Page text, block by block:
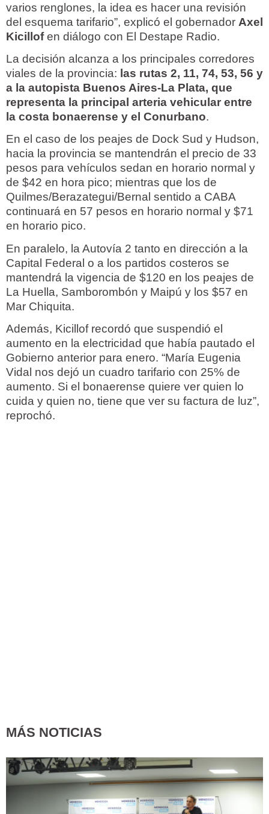
varios renglones, la idea es hacer una revisión
del esquema tarifario”, explicó el gobernador Axel
Kicillofen diálogo con El Destape Radio.
La decisión alcanza a los principales corredores
viales de la provincia: las rutas 2, 11, 74, 53, 56 y
a la autopista Buenos Aires-La Plata, que
representa la principal arteria vehicular entre
la costa bonaerense y el Conurbano.
En el caso de los peajes de Dock Sud y Hudson,
hacia la provincia se mantendrán el precio de 33
pesos para vehículos sedan en horario normal y
de $42 en hora pico; mientras que los de
Quilmes/Berazategui/Bernal sentido a CABA
continuará en 57 pesos en horario normal y $71
en horario pico.
En paralelo, la Autovía 2 tanto en dirección a la
Capital Federal o a los partidos costeros se
mantendrá la vigencia de $120 en los peajes de
La Huella, Samborombón y Maipú y los $57 en
Mar Chiquita.
Además, Kicillof recordó que suspendió el
aumento en la electricidad que había pautado el
Gobierno anterior para enero. “María Eugenia
Vidal nos dejó un cuadro tarifario con 25% de
aumento. Si el bonaerense quiere ver quien lo
cuida y quien no, tiene que ver su factura de luz”,
reprochó.
MÁS NOTICIAS